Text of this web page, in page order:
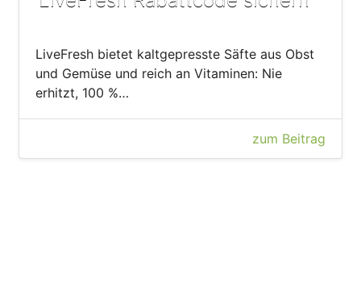
LiveFresh bietet kaltgepresste Säfte aus Obst
und Gemüse und reich an Vitaminen: Nie
erhitzt, 100 %…
zum Beitrag